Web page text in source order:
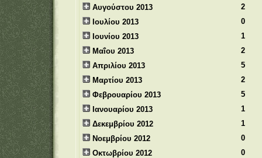
Αυγούστου 2013
2
Ιουλίου 2013
0
Ιουνίου 2013
1
Μαΐου 2013
2
Απριλίου 2013
5
Μαρτίου 2013
2
Φεβρουαρίου 2013
5
Ιανουαρίου 2013
1
Δεκεμβρίου 2012
1
Νοεμβρίου 2012
0
Οκτωβρίου 2012
0